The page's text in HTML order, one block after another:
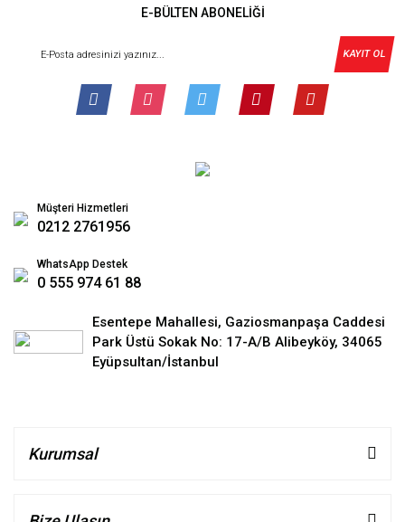
E-BÜLTEN ABONELİĞİ
KAYIT OL
Müşteri Hizmetleri
0212 2761956
WhatsApp Destek
0 555 974 61 88
Esentepe Mahallesi, Gaziosmanpaşa Caddesi
Park Üstü Sokak No: 17-A/B Alibeyköy, 34065
Eyüpsultan/İstanbul
Kurumsal